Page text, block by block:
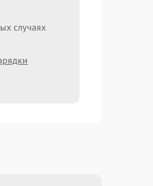
случаях